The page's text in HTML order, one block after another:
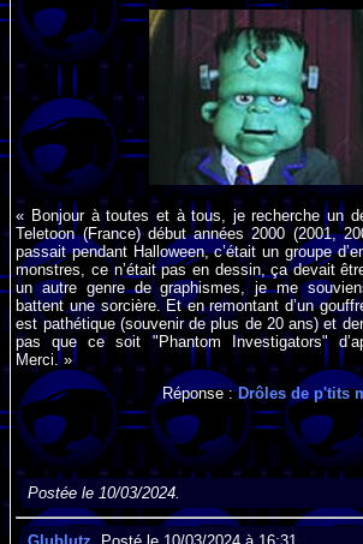
« Bonjour à toutes et à tous, je recherche un
Teletoon (France) début années 2000 (2001,
passait pendant Halloween, c’était un groupe
monstres, ce n’était pas en dessin, ça devait
un autre genre de graphismes, je me
battent une sorcière. Et en remontant d’un
est pathétique (souvenir de plus de 20 ans) et
pas que ce soit "Phantom Investigators"
Merci. »
Réponse :Drôles de p'tits
Postée le 10/03/2024.